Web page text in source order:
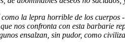
la lepra horrible de los cuerpos -
nos confronta con esta barbarie
ensalzan, sin pudor, como